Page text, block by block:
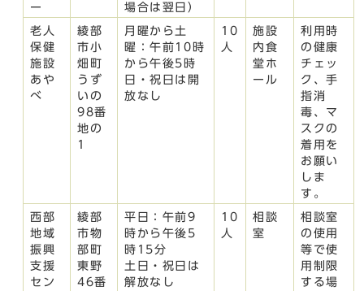
ー
場合は翌日）
老人
保健
施設
あや
べ
綾部
市小
畑町
うず
いの
98番
地の
1
月曜から土
曜：午前10時
から午後5時
日・祝日は開
放なし
10
人
施設
内食
堂ホ
ール
利用時
の健康
チェッ
ク、手
指消
毒、マ
スクの
着用を
お願い
しま
す。
西部
地域
振興
支援
セン
綾部
市物
部町
東野
46番
平日：午前9
時から午後5
時15分
土日・祝日は
解放なし
10
人
相談
室
相談室
の使用
等で使
用制限
する場